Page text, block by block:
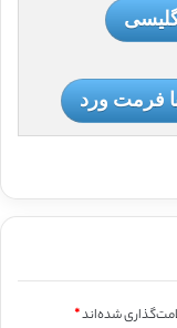
فرمت ورد
شده‌اند*